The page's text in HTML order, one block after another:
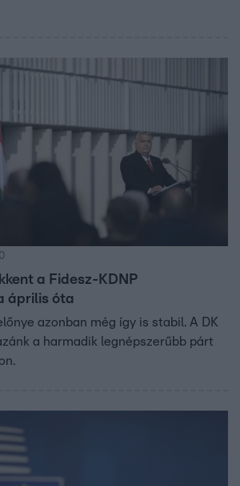
a Fidesz-KDNP
április óta
azonban még így is stabil. A DK
a harmadik legnépszerűbb párt